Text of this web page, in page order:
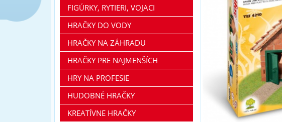
FIGÚRKY, RYTIERI, VOJACI
HRAČKY DO VODY
HRAČKY NA ZÁHRADU
HRAČKY PRE NAJMENŠÍCH
HRY NA PROFESIE
HUDOBNÉ HRAČKY
KREATÍVNE HRAČKY